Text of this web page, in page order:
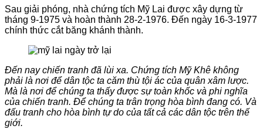
Sau giải phóng, nhà chứng tích Mỹ Lai được xây dựng từ
tháng 9-1975 và hoàn thành 28-2-1976. Đến ngày 16-3-1977
chính thức cắt băng khánh thành.
Đến nay chiến tranh đã lùi xa. Chứng tích Mỹ Khê không
phải là nơi để dân tộc ta căm thù tội ác của quân xâm lược.
Mà là nơi để chúng ta thấy được sự toàn khốc và phi nghĩa
của chiến tranh. Để chúng ta trân trọng hòa bình đang có. Và
đấu tranh cho hòa bình tự do của tất cả các dân tộc trên thế
giới.